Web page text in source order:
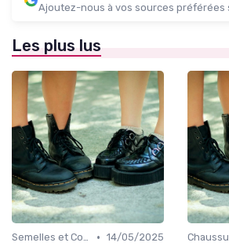
Ajoutez-nous à vos sources préférées
Les plus lus
Semelles et Confort du Pied • 14/05/2025